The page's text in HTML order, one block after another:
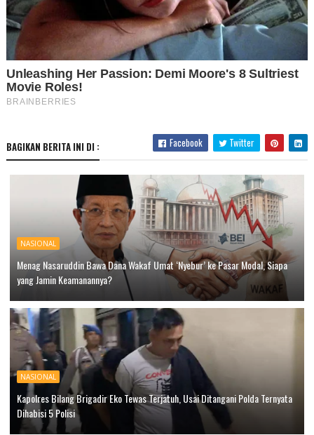
BAGIKAN BERITA INI DI : Facebook Twitter
NASIONAL
Menag Nasaruddin Bawa Dana Wakaf Umat ‘Nyebur’ ke Pasar Modal, Siapa
yang Jamin Keamanannya?
NASIONAL
Kapolres Bilang Brigadir Eko Tewas Terjatuh, Usai Ditangani Polda Ternyata
Dihabisi 5 Polisi